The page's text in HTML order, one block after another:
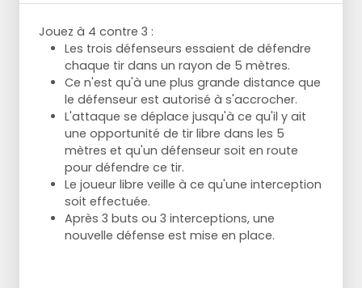
Jouez à 4 contre 3 :
Les trois défenseurs essaient de défendre
chaque tir dans un rayon de 5 mètres.
Ce n'est qu'à une plus grande distance que
le défenseur est autorisé à s'accrocher.
L'attaque se déplace jusqu'à ce qu'il y ait
une opportunité de tir libre dans les 5
mètres et qu'un défenseur soit en route
pour défendre ce tir.
Le joueur libre veille à ce qu'une interception
soit effectuée.
Après 3 buts ou 3 interceptions, une
nouvelle défense est mise en place.